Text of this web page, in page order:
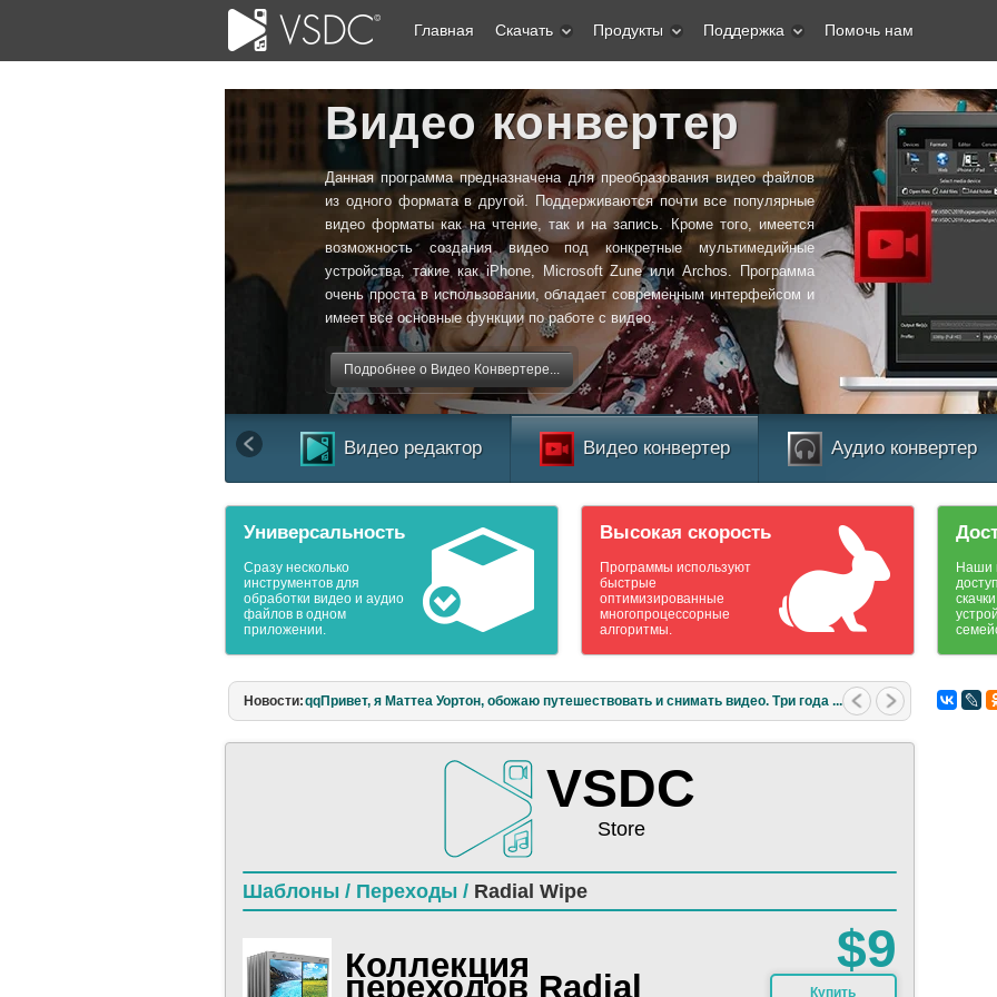
Главная Скачать Продукты Поддержка Помочь нам
Видео конвертер
Данная программа предназначена для преобразования видео файлов
из одного формата в другой. Поддерживаются почти все популярные
видео форматы как на чтение, так и на запись. Кроме того, имеется
возможность создания видео под конкретные мультимедийные
устройства, такие как iPhone, Microsoft Zune или Archos. Программа
очень проста в использовании, обладает современным интерфейсом и
имеет все основные функции по работе с видео.
Подробнее о Видео Конвертере...
Видео редактор Видео конвертер Аудио конвертер
Универсальность
Сразу несколько
инструментов для
обработки видео и аудио
файлов в одном
приложении.
Высокая скорость
Программы используют
быстрые
оптимизированные
многопроцессорные
алгоритмы.
Наши
Новости:qqПривет, я Маттеа Уортон, обожаю путешествовать и снимать видео. Три года ...
VSDC
Store
Шаблоны / Переходы / Radial Wipe
Коллекция
переходов Radial
$9
Купить